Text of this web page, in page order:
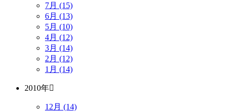
7月 (15)
6月 (13)
5月 (10)
4月 (12)
3月 (14)
2月 (12)
1月 (14)
2010年
12月 (14)